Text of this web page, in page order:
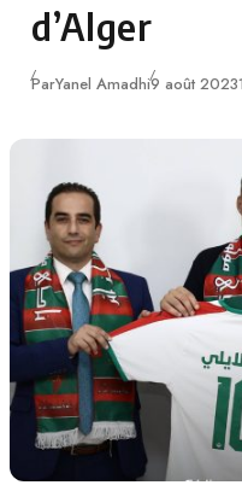
d’Alger
ParYanel AmadhiPublié
9 août 2023